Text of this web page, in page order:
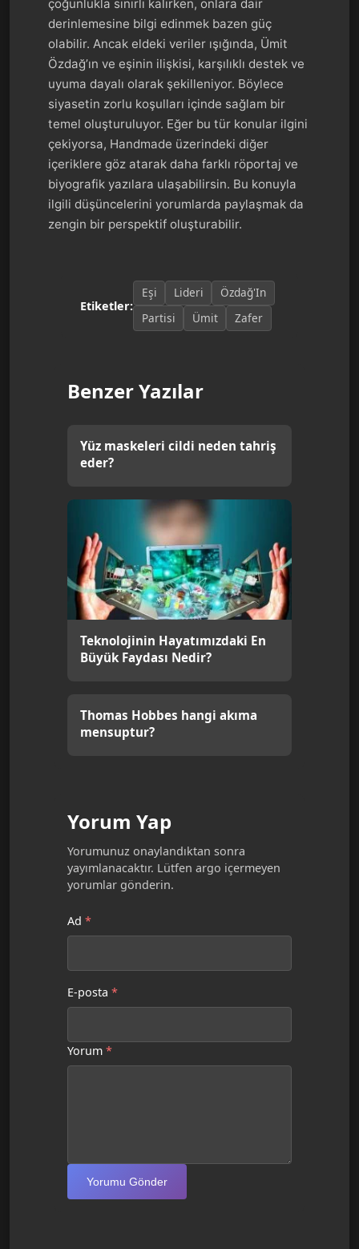
çoğunlukla sınırlı kalırken, onlara dair
derinlemesine bilgi edinmek bazen güç
olabilir. Ancak eldeki veriler ışığında, Ümit
Özdağ’ın ve eşinin ilişkisi, karşılıklı destek ve
uyuma dayalı olarak şekilleniyor. Böylece
siyasetin zorlu koşulları içinde sağlam bir
temel oluşturuluyor. Eğer bu tür konular ilgini
çekiyorsa, Handmade üzerindeki diğer
içeriklere göz atarak daha farklı röportaj ve
biyografik yazılara ulaşabilirsin. Bu konuyla
ilgili düşüncelerini yorumlarda paylaşmak da
zengin bir perspektif oluşturabilir.
Etiketler:
Eşi Lideri
Özdağ'In
Partisi
Ümit Zafer
Benzer Yazılar
Yüz maskeleri cildi neden tahriş
eder?
Teknolojinin Hayatımızdaki En
Büyük Faydası Nedir?
Thomas Hobbes hangi akıma
mensuptur?
Yorum Yap
Yorumunuz onaylandıktan sonra
yayımlanacaktır. Lütfen argo içermeyen
yorumlar gönderin.
Ad *
E-posta *
Yorum *
Yorumu Gönder